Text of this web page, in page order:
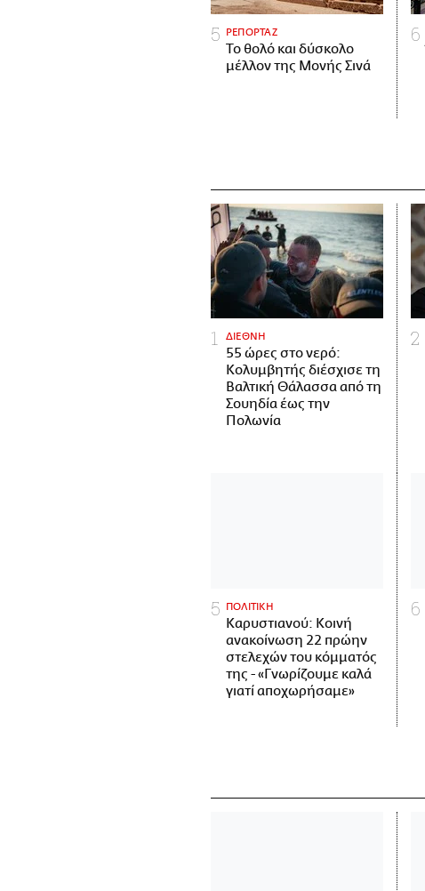
ΡΕΠΟΡΤΑΖ
Το θολό και δύσκολο
μέλλον της Μονής Σινά
ΔΙΕΘΝΗ
55 ώρες στο νερό:
Κολυμβητής διέσχισε τη
Βαλτική Θάλασσα από τη
Σουηδία έως την
Πολωνία
ΠΟΛΙΤΙΚΗ
Καρυστιανού: Κοινή
ανακοίνωση 22 πρώην
στελεχών του κόμματός
της - «Γνωρίζουμε καλά
γιατί αποχωρήσαμε»